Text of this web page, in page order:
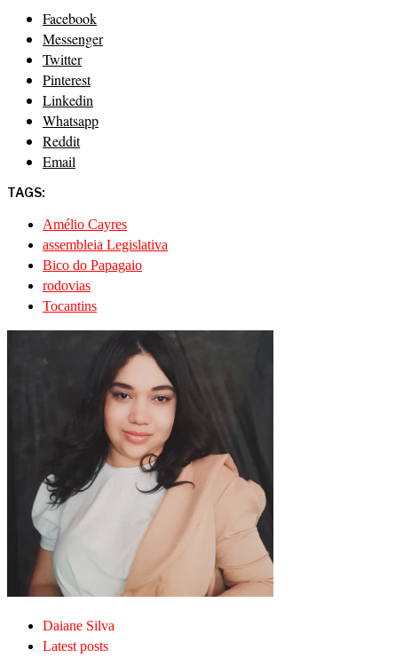
Facebook
Messenger
Twitter
Pinterest
Linkedin
Whatsapp
Reddit
Email
TAGS:
Amélio Cayres
assembleia Legislativa
Bico do Papagaio
rodovias
Tocantins
Daiane Silva
Latest posts